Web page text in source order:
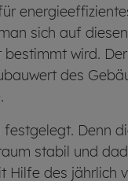
sich auf
wird.
des
festgelegt. Denn
stabil und
Hilfe des jährlich